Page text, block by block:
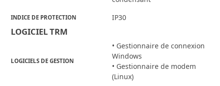
INDICE DE PROTECTION IP30
LOGICIEL TRM
LOGICIELS DE GESTION
• Gestionnaire de connexion
Windows
• Gestionnaire de modem
(Linux)